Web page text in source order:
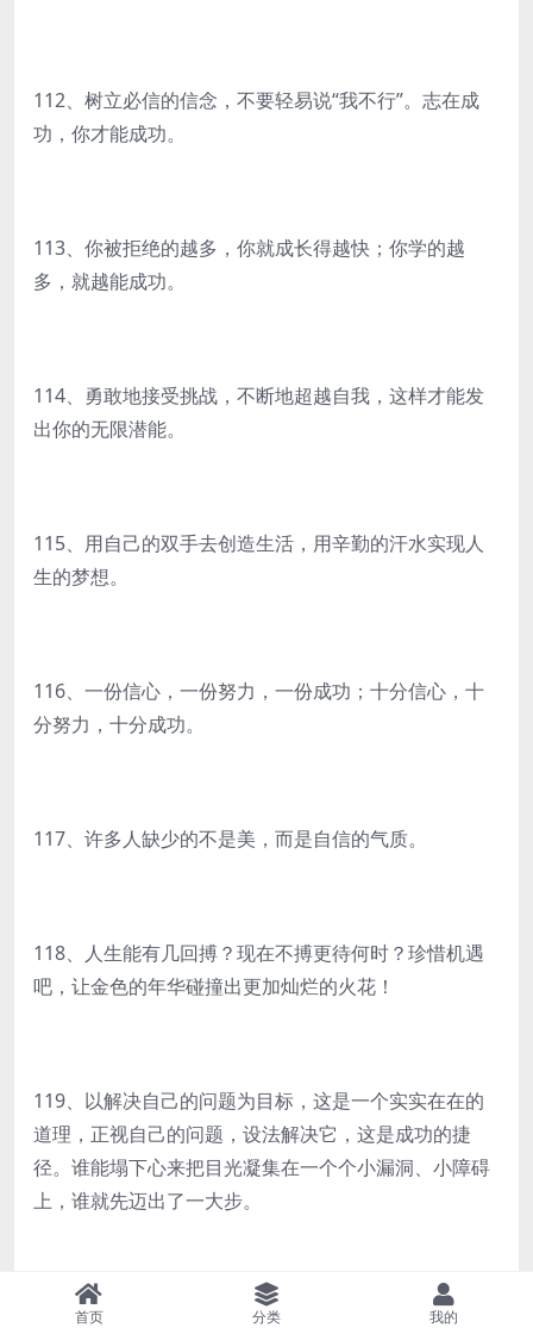
112、树立必信的信念，不要轻易说“我不行”。志在成
功，你才能成功。
113、你被拒绝的越多，你就成长得越快；你学的越
多，就越能成功。
114、勇敢地接受挑战，不断地超越自我，这样才能发
出你的无限潜能。
115、用自己的双手去创造生活，用辛勤的汗水实现人
生的梦想。
116、一份信心，一份努力，一份成功；十分信心，十
分努力，十分成功。
117、许多人缺少的不是美，而是自信的气质。
118、人生能有几回搏？现在不搏更待何时？珍惜机遇
吧，让金色的年华碰撞出更加灿烂的火花！
119、以解决自己的问题为目标，这是一个实实在在的
道理，正视自己的问题，设法解决它，这是成功的捷
径。谁能塌下心来把目光凝集在一个个小漏洞、小障碍
上，谁就先迈出了一大步。
120、高考中没有失败，它带给每个人的深刻思考、刻
首页 分类 我的